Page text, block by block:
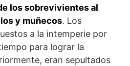
los sobrevivientes al
y muñecos. Los
a la intemperie por
para lograr la
eran sepultados